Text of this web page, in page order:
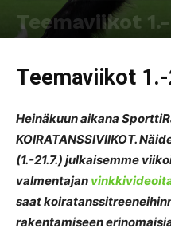
Teemaviikot
Teemaviikot
Heinäkuun aikana
KOIRATANSSIVIIKOT.
(1.-21.7.) julkaisemme
valmentajan
saat
rakentamiseen